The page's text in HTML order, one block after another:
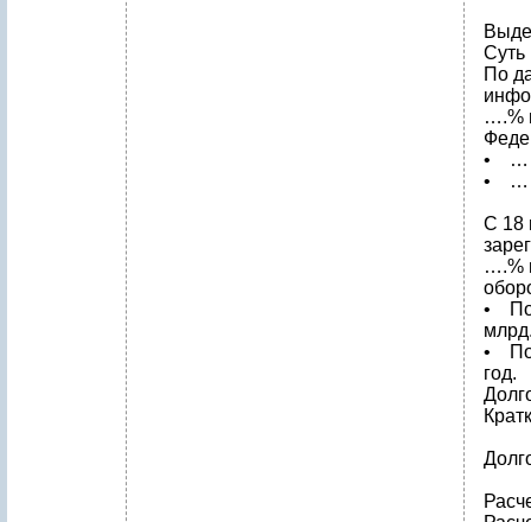
Суть
По
….%
• …
• …
С 18
….%
• По
• По
год.